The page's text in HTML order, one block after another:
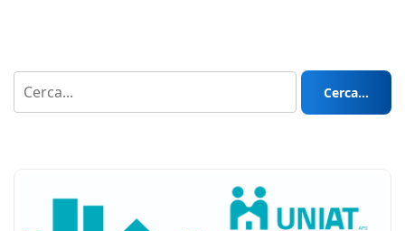
Cerca...